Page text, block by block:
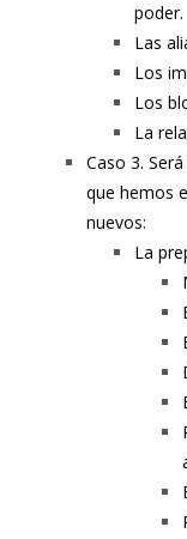
poder.
Las
Los
Los
La
Caso 3.
que hemos
nuevos:
La